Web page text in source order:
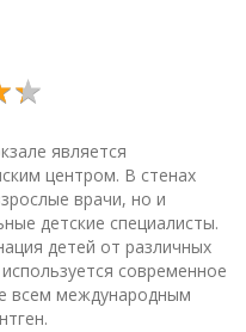
★
★
является
центром. В стенах
врачи, но и
детские специалисты.
детей от различных
современное
всем международным